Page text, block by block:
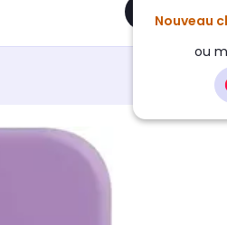
Nouveau
ou
Ajouter au